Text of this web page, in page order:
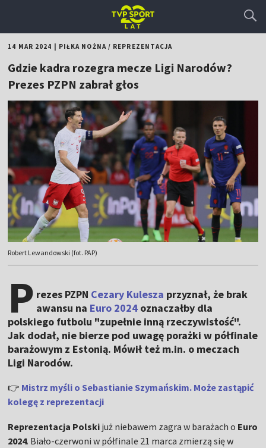
14 MAR 2024 PIŁKA NOŻNA/ REPREZENTACJA
Gdzie kadra rozegra mecze Ligi Narodów?
Prezes PZPN zabrał głos
Robert Lewandowski (fot. PAP)
P rezes PZPN Cezary Kulesza przyznał, że brak
awansu na Euro 2024 oznaczałby dla
polskiego futbolu "zupełnie inną rzeczywistość".
Jak dodał, nie bierze pod uwagę porażki w półfinale
barażowym z Estonią. Mówił też m.in. o meczach
Ligi Narodów.
👉 Mistrz myśli o Sebastianie Szymańskim. Może zastąpić
kolegę z reprezentacji
Reprezentacja Polski już niebawem zagra w barażach o Euro
2024. Biało-czerwoni w półfinale 21 marca zmierzą się w